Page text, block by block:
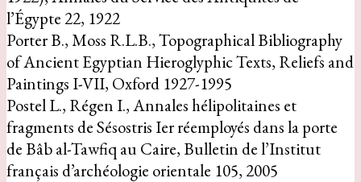
l’Égypte 22, 1922
Porter B., Moss R.L.B., Topographical Bibliography
of Ancient Egyptian Hieroglyphic Texts, Reliefs and
Paintings I-VII, Oxford 1927-1995
Postel L., Régen I., Annales hélipolitaines et
fragments de Sésostris Ier réemployés dans la porte
de Bâb al-Tawfiq au Caire, Bulletin de l’Institut
français d’archéologie orientale 105, 2005